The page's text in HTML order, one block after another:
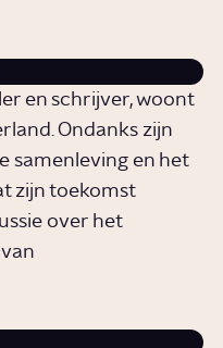
en schrijver, woont
Ondanks zijn
samenleving en het
zijn toekomst
over het